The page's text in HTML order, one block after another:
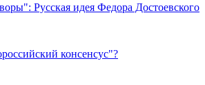
Русская идея Федора Достоевского
консенсус"?